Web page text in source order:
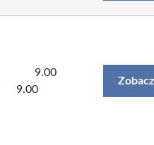
9.00
9.00